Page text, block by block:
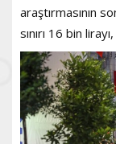
araştırmasının
sınırı 16 bin